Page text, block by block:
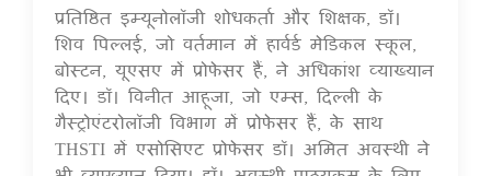
प्रतिष्ठित इम्यूनोलॉजी शोधकर्ता और शिक्षक, डॉ।
शिव पिल्लई, जो वर्तमान में हार्वर्ड मेडिकल स्कूल,
बोस्टन, यूएसए में प्रोफेसर हैं, ने अधिकांश व्याख्यान
दिए। डॉ। विनीत आहूजा, जो एम्स, दिल्ली के
गैस्ट्रोएंटरोलॉजी विभाग में प्रोफेसर हैं, के साथ
THSTI में एसोसिएट प्रोफेसर डॉ। अमित अवस्थी ने